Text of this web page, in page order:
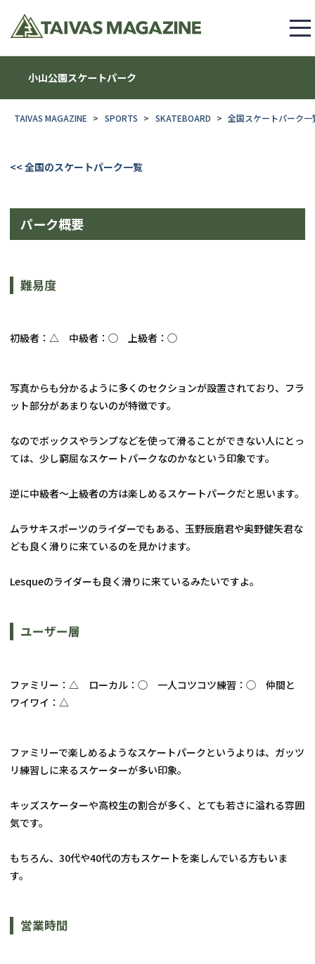
小山公園スケートパーク
TAIVAS MAGAZINE SPORTS SKATEBOARD 全国スケートパーク一
<< 全国のスケートパーク一覧
パーク概要
難易度
初級者：△　中級者：◯　上級者：◯
写真からも分かるように多くのセクションが設置されており、フラ
ット部分があまりないのが特徴です。
なのでボックスやランプなどを使って滑ることができない人にとっ
ては、少し窮屈なスケートパークなのかなという印象です。
逆に中級者〜上級者の方は楽しめるスケートパークだと思います。
ムラサキスポーツのライダーでもある、玉野辰磨君や奥野健矢君な
ども良く滑りに来ているのを見かけます。
Lesqueのライダーも良く滑りに来ているみたいですよ。
ユーザー層
ファミリー：△　ローカル：◯　一人コツコツ練習：◯　仲間と
ワイワイ：△
ファミリーで楽しめるようなスケートパークというよりは、ガッツ
リ練習しに来るスケーターが多い印象。
キッズスケーターや高校生の割合が多く、とても若さに溢れる雰囲
気です。
もちろん、30代や40代の方もスケートを楽しんでいる方もいま
す。
営業時間